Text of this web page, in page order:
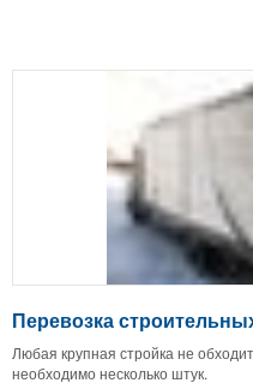
Перевозка
Любая крупная стройка не
необходимо несколько штук.